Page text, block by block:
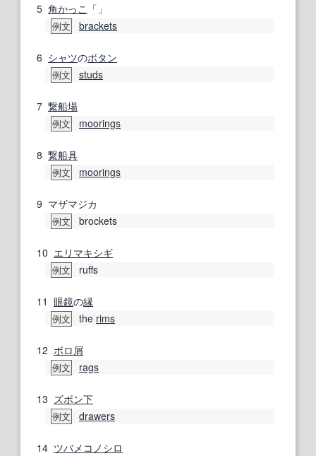
5 角かっこ 「」
例文 brackets
6 シャツのボタン
例文 studs
7 繋船場
例文 moorings
8 繋船具
例文 moorings
9 マザマジカ
例文 brockets
10 エリマキシギ
例文 ruffs
11 眼鏡の縁
例文 the rims
12 ボロ 屑
例文 rags
13 ズボン下
例文 drawers
14 ツバメコノシロ